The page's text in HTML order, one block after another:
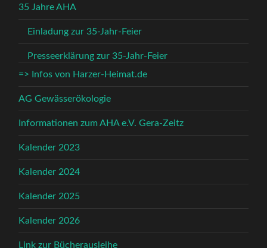
35 Jahre AHA
Einladung zur 35-Jahr-Feier
Presseerklärung zur 35-Jahr-Feier
=> Infos von Harzer-Heimat.de
AG Gewässerökologie
Informationen zum AHA e.V. Gera-Zeitz
Kalender 2023
Kalender 2024
Kalender 2025
Kalender 2026
Link zur Bücherausleihe